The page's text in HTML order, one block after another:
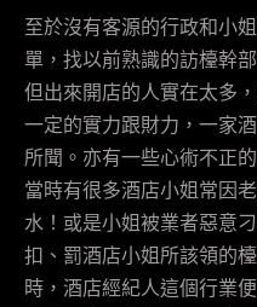
至於沒有客源的行政和小
單，找以前熟識的訪檯幹
但出來開店的人實在太多
一定的實力跟財力，一家
所聞。亦有一些心術不正
當時有很多酒店小姐常因
水！或是小姐被業者惡意
扣、罰酒店小姐所該領的
時，酒店經紀人這個行業